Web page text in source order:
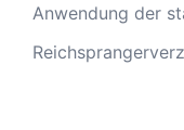
Anwendung der